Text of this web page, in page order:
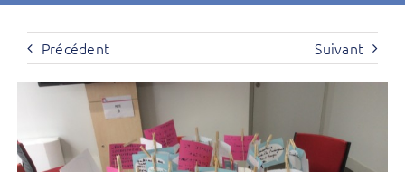
Précédent Suivant